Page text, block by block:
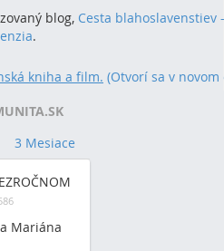
blog, Cesta blahoslavenstiev -
.
kniha a film. (Otvorí sa v novom
3 Mesiace
Mariána